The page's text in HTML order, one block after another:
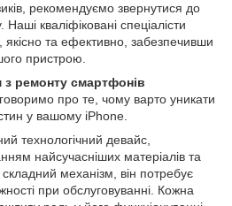
рекомендуємо звернутися до
кваліфіковані спеціалісти
та ефективно, забезпечивши
пристрою.
з ремонту смартфонів
про те, чому варто уникати
у вашому iPhone.
технологічний девайс,
найсучасніших матеріалів та
складний механізм, він потребує
при обслуговуванні. Кожна